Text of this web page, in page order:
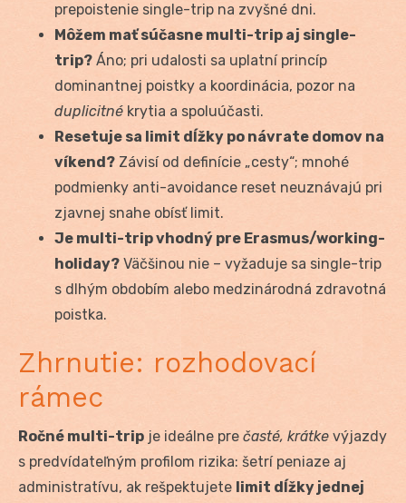
prepoistenie single-trip na zvyšné dni.
Môžem mať súčasne multi-trip aj single-
trip? Áno; pri udalosti sa uplatní princíp
dominantnej poistky a koordinácia, pozor na
duplicitné krytia a spoluúčasti.
Resetuje sa limit dĺžky po návrate domov na
víkend? Závisí od definície „cesty“; mnohé
podmienky anti-avoidance reset neuznávajú pri
zjavnej snahe obísť limit.
Je multi-trip vhodný pre Erasmus/working-
holiday? Väčšinou nie – vyžaduje sa single-trip
s dlhým obdobím alebo medzinárodná zdravotná
poistka.
Zhrnutie: rozhodovací
rámec
Ročné multi-trip je ideálne pre časté, krátke výjazdy
s predvídateľným profilom rizika: šetrí peniaze aj
administratívu, ak rešpektujete limit dĺžky jednej